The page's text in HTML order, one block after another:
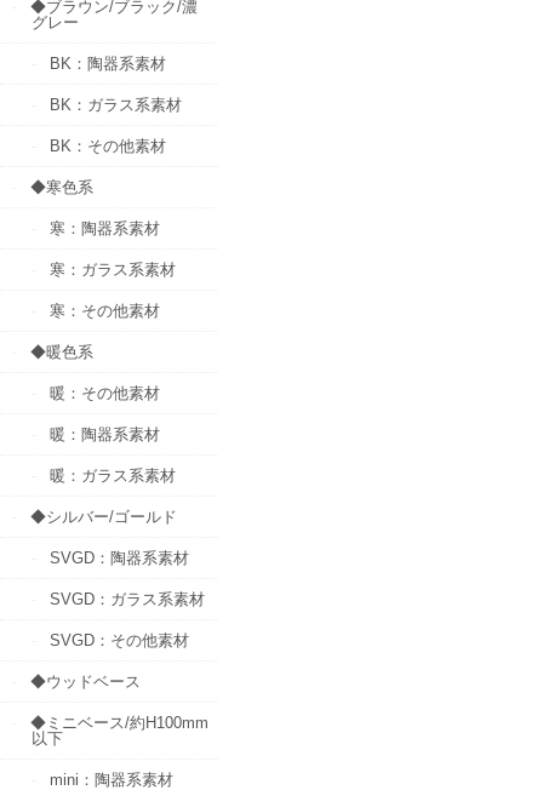
◆ブラウン/ブラック/濃
グレー
BK：陶器系素材
BK：ガラス系素材
BK：その他素材
◆寒色系
寒：陶器系素材
寒：ガラス系素材
寒：その他素材
◆暖色系
暖：その他素材
暖：陶器系素材
暖：ガラス系素材
◆シルバー/ゴールド
SVGD：陶器系素材
SVGD：ガラス系素材
SVGD：その他素材
◆ウッドベース
◆ミニベース/約H100mm
以下
mini：陶器系素材